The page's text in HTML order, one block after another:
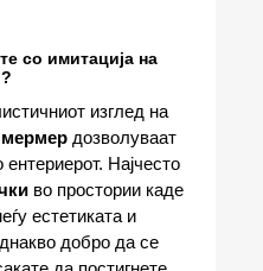
со имитација на
изглед на
мермердозволуваат
Најчесто
во простории каде
естетиката и
добро да се